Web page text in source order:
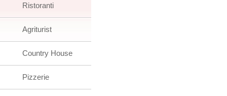
Ristoranti
Agriturist
Country House
Pizzerie